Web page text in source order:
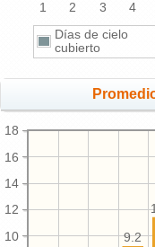
1 2 3 4
Días de cielo
cubierto
10
12
14
16
18
9.2